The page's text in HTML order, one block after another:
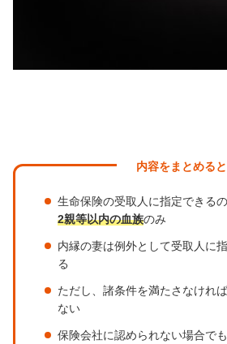
内容をまとめると
生命保険の受取人に指定できる
2親等以内の血族のみ
内縁の妻は例外として受取人に
る
ただし、諸条件を満たさなけれ
ない
保険会社に認められない場合で